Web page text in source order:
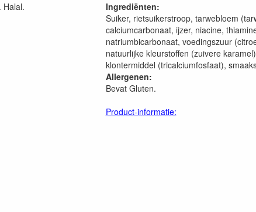
Halal.
Ingrediënten:
Suiker, rietsuikerstroop, tarwebloem
calciumcarbonaat, ijzer, niacine,
natriumbicarbonaat, voedingszuur
natuurlijke kleurstoffen (zuivere
klontermiddel (tricalciumfosfaat),
Allergenen:
Bevat Gluten.
Product-informatie: